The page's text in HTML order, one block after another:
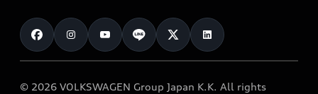
カタログ一覧
車検 / 定期点検
e-tronアフターサポート
クオリティ
保証
メンテナンス
お知らせ
オーナー様向けキャンペーン
© 2026 VOLKSWAGEN Group Japan K.K. All rights